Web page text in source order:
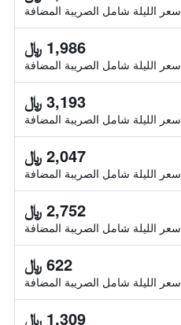
سعر الليلة شامل الصريبة المضافة
1,986 ﷼
سعر الليلة شامل الصريبة المضافة
3,193 ﷼
سعر الليلة شامل الصريبة المضافة
2,047 ﷼
سعر الليلة شامل الصريبة المضافة
2,752 ﷼
سعر الليلة شامل الصريبة المضافة
622 ﷼
سعر الليلة شامل الصريبة المضافة
1,309 ﷼